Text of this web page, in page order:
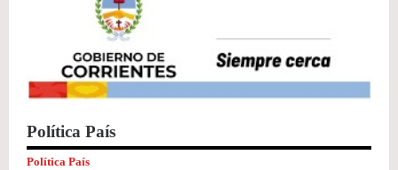
Política País
Política País